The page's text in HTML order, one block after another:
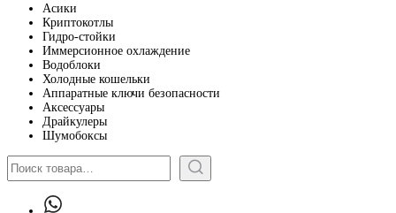
Асики
Криптокотлы
Гидро-стойки
Иммерсионное охлаждение
Водоблоки
Холодные кошельки
Аппаратные ключи безопасности
Аксессуары
Драйкулеры
Шумобоксы
Поиск